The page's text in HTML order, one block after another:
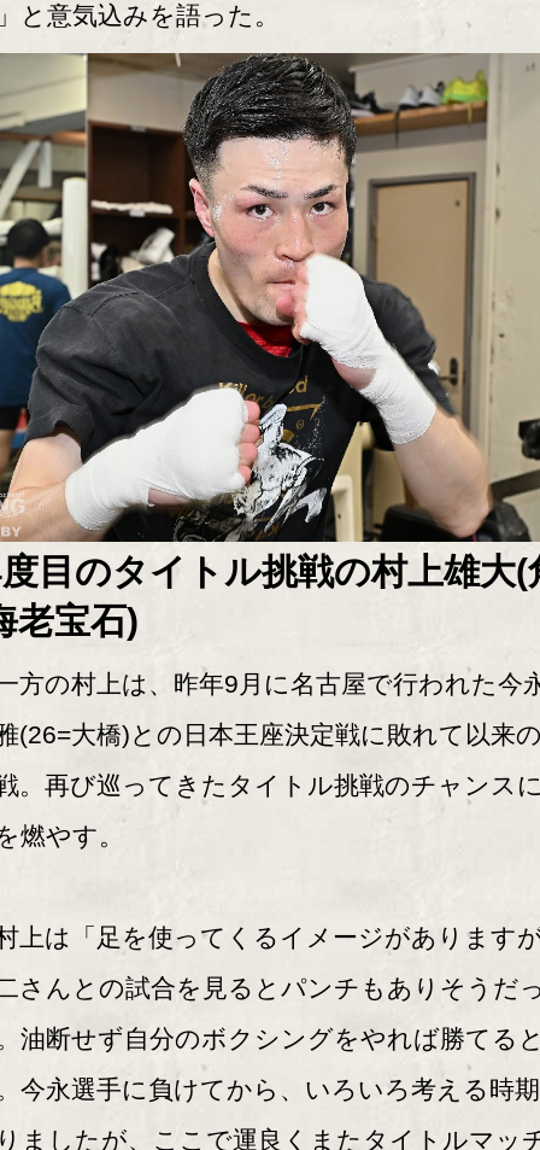
と意気込みを語った。
目のタイトル挑戦の村上雄大(
老宝石)
の村上は、昨年9月に名古屋で行われた今
(26=大橋)との日本王座決定戦に敗れて以来
。再び巡ってきたタイトル挑戦のチャンス
燃やす。
は「足を使ってくるイメージがあります
さんとの試合を見るとパンチもありそうだ
油断せず自分のボクシングをやれば勝てる
今永選手に負けてから、いろいろ考える時
ましたが、ここで運良くまたタイトルマッ